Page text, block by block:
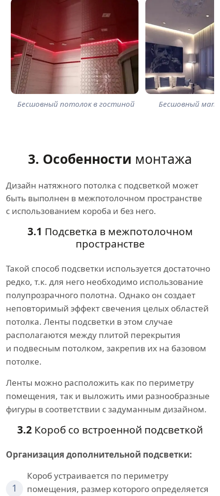
Бесшовный потолок в гостиной Бесшовный
3. Особенности монтажа
Дизайн натяжного потолка с подсветкой может
быть выполнен в межпотолочном пространстве
с использованием короба и без него.
3.1 Подсветка в межпотолочном
пространстве
Такой способ подсветки используется достаточно
редко, т.к. для него необходимо использование
полупрозрачного полотна. Однако он создает
неповторимый эффект свечения целых областей
потолка. Ленты подсветки в этом случае
располагаются между плитой перекрытия
и подвесным потолком, закрепив их на базовом
потолке.
Ленты можно расположить как по периметру
помещения, так и выложить ими разнообразные
фигуры в соответствии с задуманным дизайном.
3.2 Короб со встроенной подсветкой
Организация дополнительной подсветки:
1
Короб устраивается по периметру
помещения, размер которого определяется